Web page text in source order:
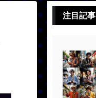
注目記事